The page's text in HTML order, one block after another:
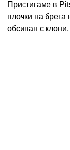
Пристигаме в
плочки на брега
обсипан с